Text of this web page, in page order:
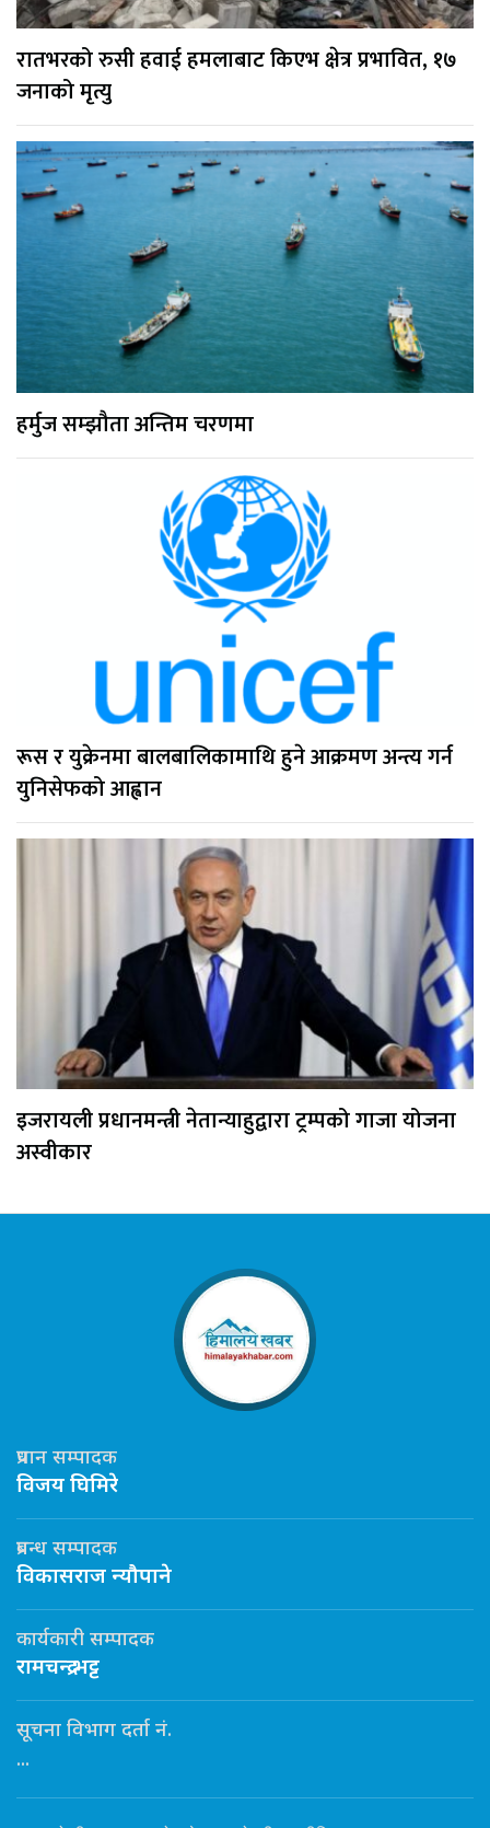
रातभरको रुसी हवाई हमलाबाट किएभ क्षेत्र प्रभावित, १७
जनाको मृत्यु
हर्मुज सम्झौता अन्तिम चरणमा
रूस र युक्रेनमा बालबालिकामाथि हुने आक्रमण अन्त्य गर्न
युनिसेफको आह्वान
इजरायली प्रधानमन्त्री नेतान्याहुद्वारा ट्रम्पको गाजा योजना
अस्वीकार
प्रधान सम्पादक
विजय घिमिरे
प्रबन्ध सम्पादक
विकासराज न्यौपाने
कार्यकारी सम्पादक
रामचन्द्र भट्ट
सूचना विभाग दर्ता नं.
...